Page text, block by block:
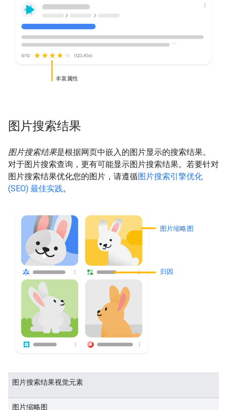
丰富属性
图片搜索结果
图片搜索结果是根据网页中嵌入的图片显示的搜索结果。
对于图片搜索查询，更有可能显示图片搜索结果。若要针对
图片搜索结果优化您的图片，请遵循图片搜索引擎优化
(SEO) 最佳实践。
图片缩略图
归因
图片搜索结果视觉元素
图片缩略图